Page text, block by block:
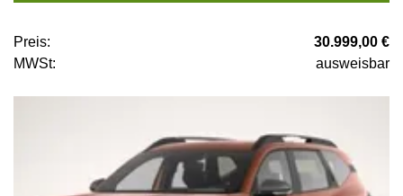
Preis:
30.999,00 €
MWSt:
ausweisbar